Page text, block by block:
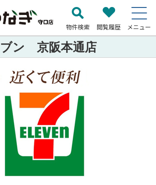
物件検索 閲覧履歴 メニュー
ン 京阪本通店